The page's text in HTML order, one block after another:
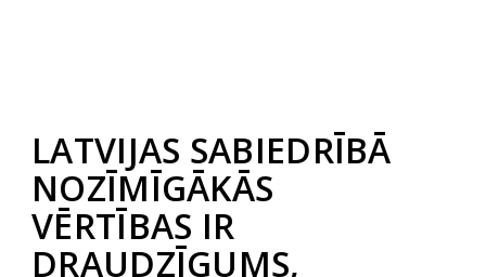
LATVIJAS SABIEDRĪBĀ
NOZĪMĪGĀKĀS
VĒRTĪBAS IR
DRAUDZĪGUMS,